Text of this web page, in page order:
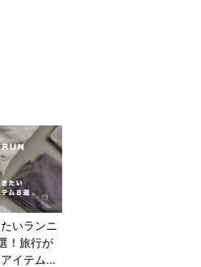
いランニ
！旅行が
イテム...